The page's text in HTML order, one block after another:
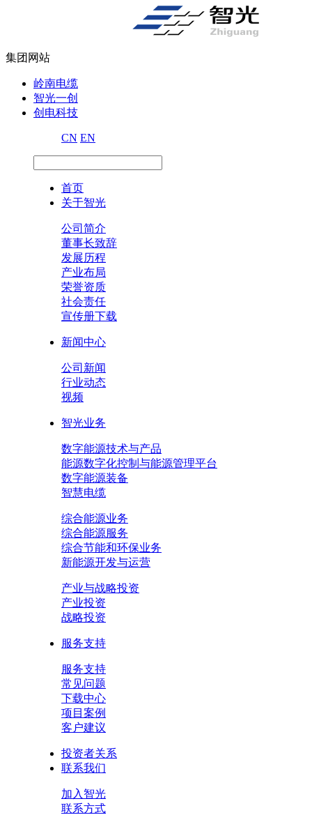
集团网站
岭南电缆
智光一创
创电科技
CN EN
首页
关于智光
公司简介
董事长致辞
发展历程
产业布局
荣誉资质
社会责任
宣传册下载
新闻中心
公司新闻
行业动态
视频
智光业务
数字能源技术与产品
能源数字化控制与能源管理平台
数字能源装备
智慧电缆
综合能源业务
综合能源服务
综合节能和环保业务
新能源开发与运营
产业与战略投资
产业投资
战略投资
服务支持
服务支持
常见问题
下载中心
项目案例
客户建议
投资者关系
联系我们
加入智光
联系方式